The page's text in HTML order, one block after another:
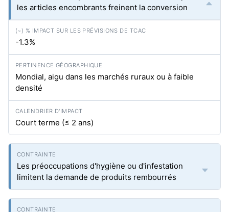
les articles encombrants freinent la conversion
-1.3%
Mondial, aigu dans les marchés ruraux ou à faible
densité
Court terme (≤ 2 ans)
Les préoccupations d'hygiène ou d'infestation
limitent la demande de produits rembourrés